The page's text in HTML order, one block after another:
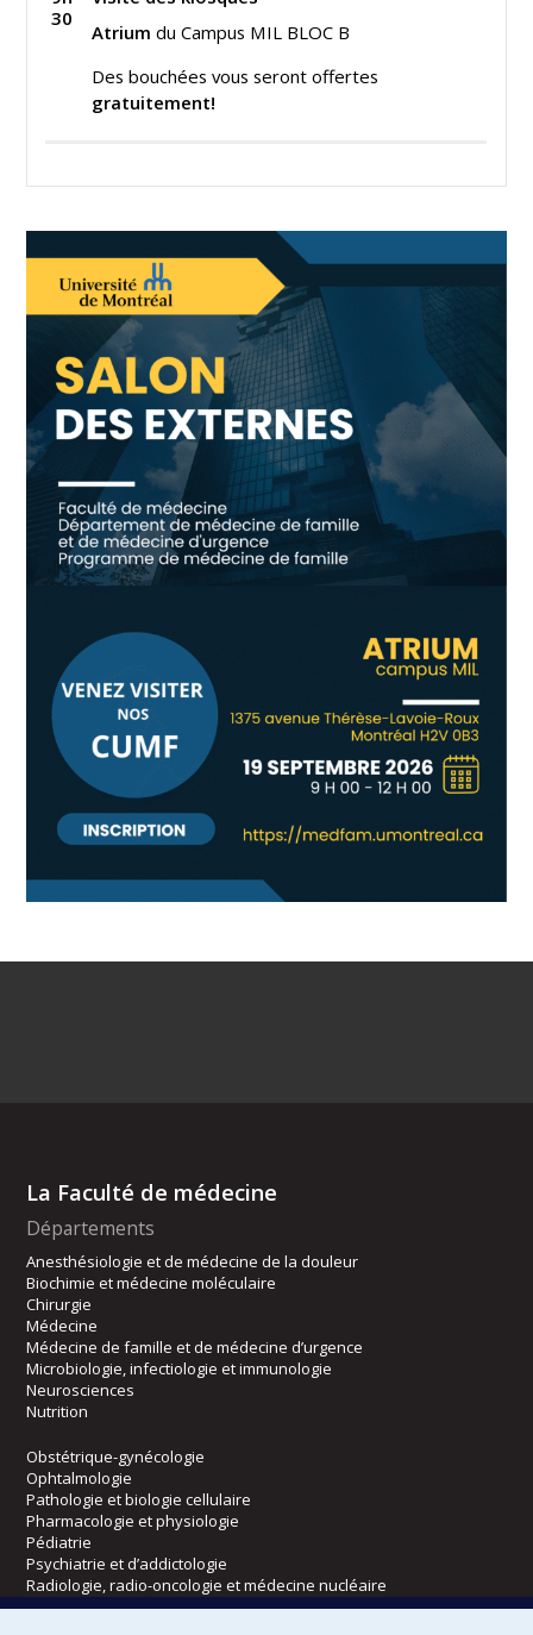
30
Atrium du Campus MIL BLOC B
Des bouchées vous seront offertes
gratuitement!
La Faculté de médecine
Départements
Anesthésiologie et de médecine de la douleur
Biochimie et médecine moléculaire
Chirurgie
Médecine
Médecine de famille et de médecine d’urgence
Microbiologie, infectiologie et immunologie
Neurosciences
Nutrition
Obstétrique-gynécologie
Ophtalmologie
Pathologie et biologie cellulaire
Pharmacologie et physiologie
Pédiatrie
Psychiatrie et d’addictologie
Radiologie, radio-oncologie et médecine nucléaire